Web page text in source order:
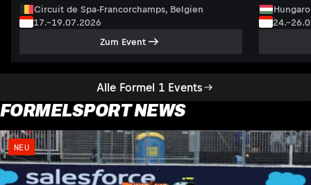
Alle Formel 1 Events
Circuit de Spa-Francorchamps, Belgien
17.–19.07.2026
Zum Event
FORMELSPORT NEWS
NEU